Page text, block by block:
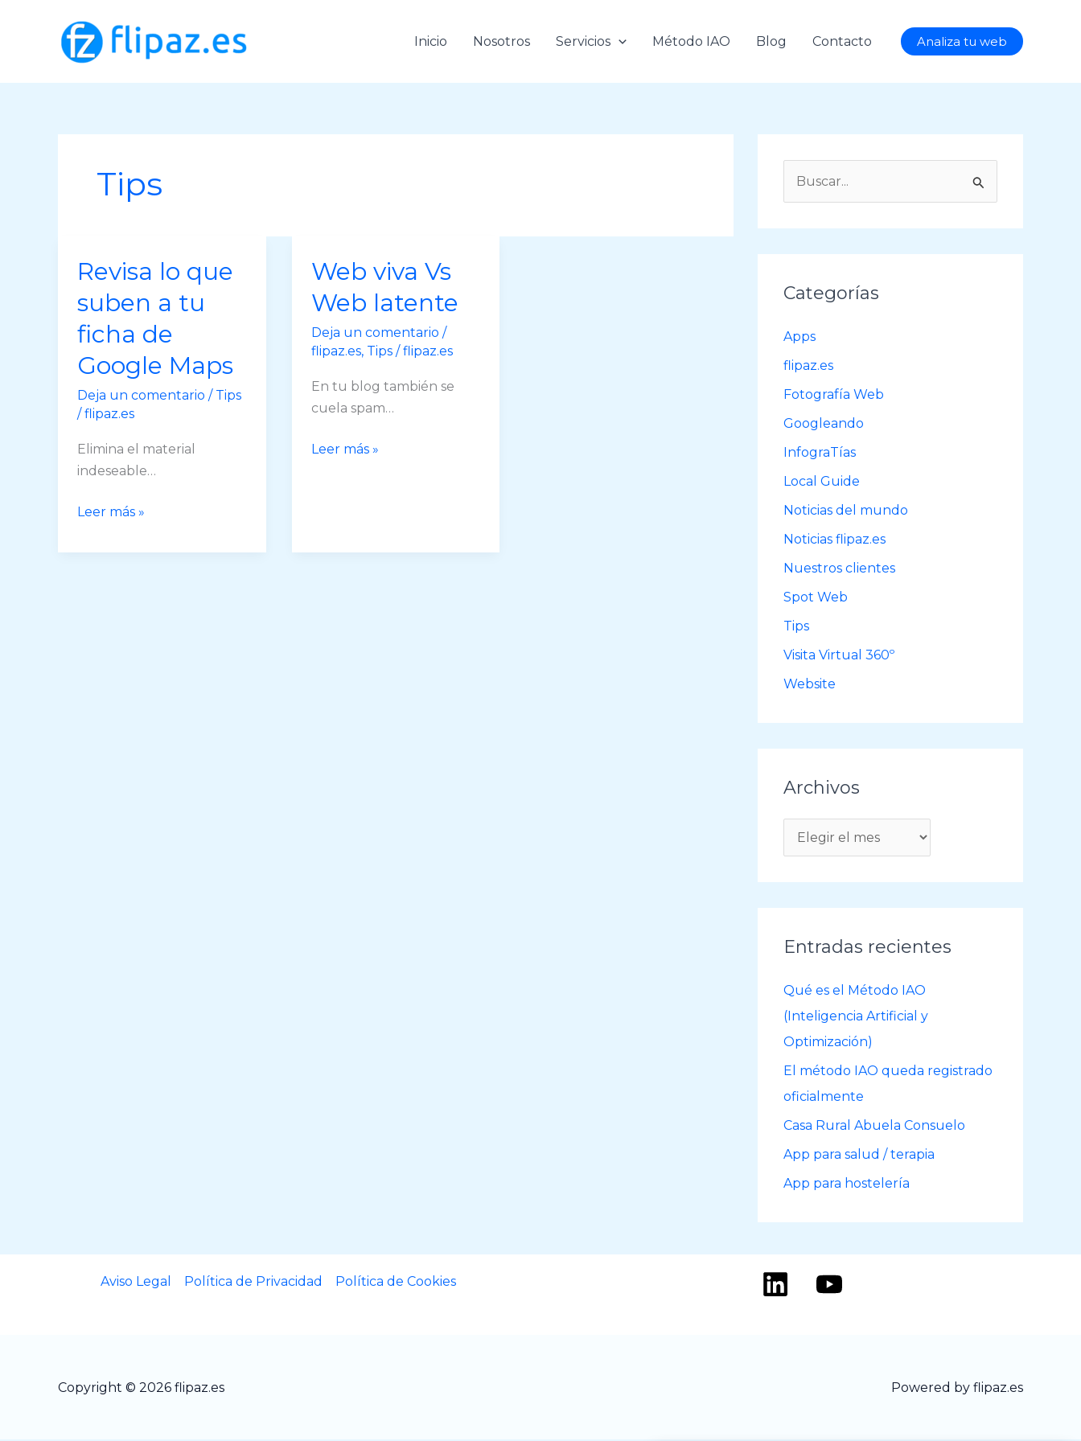
contenido
Inicio Nosotros Servicios Método IAO Blog Contacto Analiza tu web
Tips
Revisa lo que
suben a tu
ficha de
Google Maps
Deja un comentario / Tips
/flipaz.es
Elimina el material
indeseable…
Revisa
que
Leer más »
Web viva Vs
Web latente
Deja un comentario /
flipaz.es, Tips/flipaz.es
En tu blog también se
cuela spam…
Web
Leer más »
r
:
Categorías
Apps
flipaz.es
Fotografía Web
Googleando
InfograTías
Local Guide
Noticias del mundo
Noticias flipaz.es
Nuestros clientes
Spot Web
Tips
Visita Virtual 360º
Website
Archivos
r
c
h
o
s
Entradas recientes
Qué es el Método IAO
(Inteligencia Artificial y
Optimización)
El método IAO queda registrado
oficialmente
Casa Rural Abuela Consuelo
App para salud / terapia
App para hostelería
Aviso Legal Política de Privacidad Política de Cookies
Copyright © 2026 flipaz.es Powered by flipaz.es